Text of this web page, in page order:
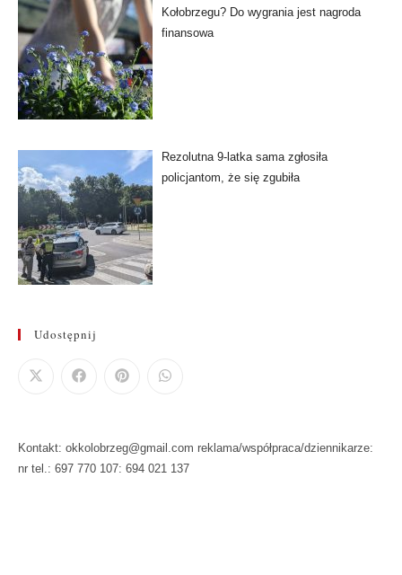
Kołobrzegu? Do wygrania jest nagroda
finansowa
Rezolutna 9-latka sama zgłosiła
policjantom, że się zgubiła
Udostępnij
Kontakt: okkolobrzeg@gmail.com reklama/współpraca/dziennikarze:
nr tel.: 697 770 107: 694 021 137